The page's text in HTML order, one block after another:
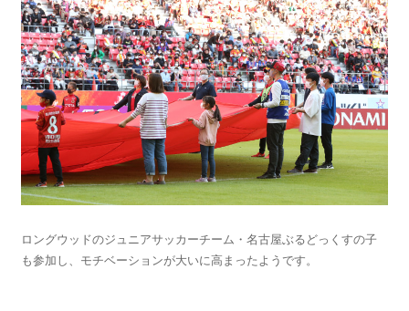
ロングウッドのジュニアサッカーチーム・名古屋ぶるどっくすの子
も参加し、モチベーションが大いに高まったようです。